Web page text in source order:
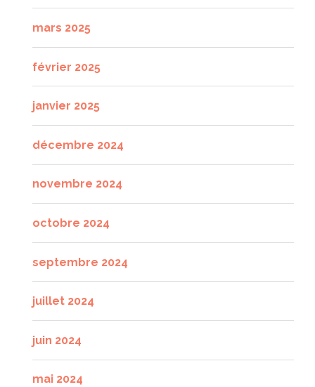
mars 2025
février 2025
janvier 2025
décembre 2024
novembre 2024
octobre 2024
septembre 2024
juillet 2024
juin 2024
mai 2024